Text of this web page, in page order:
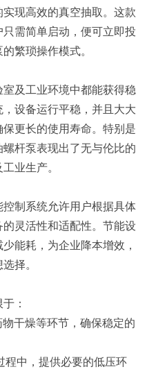
现高效的真空抽取。这款
需简单启动，便可立即投
繁琐操作模式。
及工业环境中都能获得稳
设备运行平稳，并且大大
更长的使用寿命。特别是
杆泵表现出了无与伦比的
业生产。
制系统允许用户根据具体
灵活性和适配性。节能设
能耗，为企业降本增效，
择。
：
干燥等环节，确保稳定的
程中，提供必要的低压环